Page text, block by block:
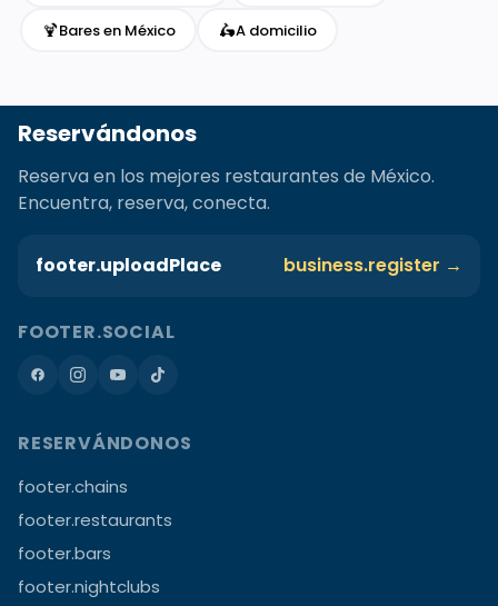
🍹Bares en México 🛵A domicilio
Reservándonos
Reserva en los mejores restaurantes de México.
Encuentra, reserva, conecta.
footer.uploadPlace business.register →
FOOTER.SOCIAL
RESERVÁNDONOS
footer.chains
footer.restaurants
footer.bars
footer.nightclubs